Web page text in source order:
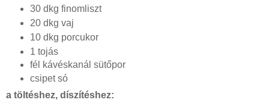
30 dkg finomliszt
20 dkg vaj
10 dkg porcukor
1 tojás
fél kávéskanál sütőpor
csipet só
a töltéshez, díszítéshez: